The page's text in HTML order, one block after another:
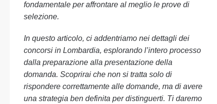
fondamentale per affrontare al meglio le prove di
selezione.
In questo articolo, ci addentriamo nei dettagli dei
concorsi in Lombardia, esplorando l’intero processo
dalla preparazione alla presentazione della
domanda. Scoprirai che non si tratta solo di
rispondere correttamente alle domande, ma di avere
una strategia ben definita per distinguerti. Ti daremo